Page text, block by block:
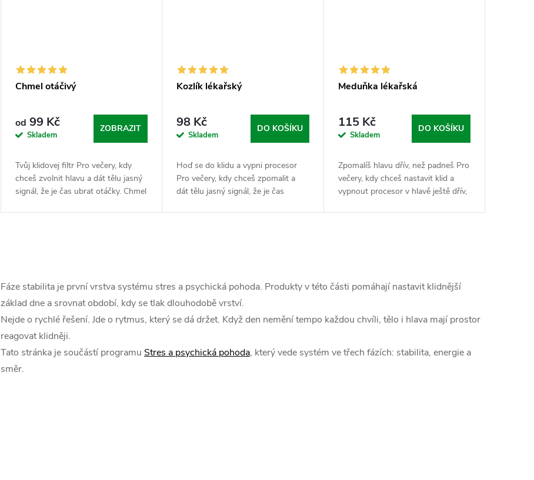
Chmel otáčivý
od 99 Kč
Skladem
ZOBRAZIT
Tvůj klidovej filtr Pro večery, kdy
chceš zvolnit hlavu a dát tělu jasný
signál, že je čas ubrat otáčky. Chmel
Kozlík lékařský
98 Kč
Skladem
DO KOŠÍKU
Hoď se do klidu a vypni procesor
Pro večery, kdy chceš zpomalit a
dát tělu jasný signál, že je čas
Meduňka lékařská
115 Kč
Skladem
DO KOŠÍKU
Zpomalíš hlavu dřív, než padneš Pro
večery, kdy chceš nastavit klid a
vypnout procesor v hlavě ještě dřív,
v
l
á
d
a
Fáze stabilita je první vrstva systému stres a psychická pohoda. Produkty v této části pomáhají nastavit klidnější
základ dne a srovnat období, kdy se tlak dlouhodobě vrství.
Nejde o rychlé řešení. Jde o rytmus, který se dá držet. Když den nemění tempo každou chvíli, tělo i hlava mají prostor
reagovat klidněji.
Tato stránka je součástí programu Stres a psychická pohoda, který vede systém ve třech fázích: stabilita, energie a
směr.